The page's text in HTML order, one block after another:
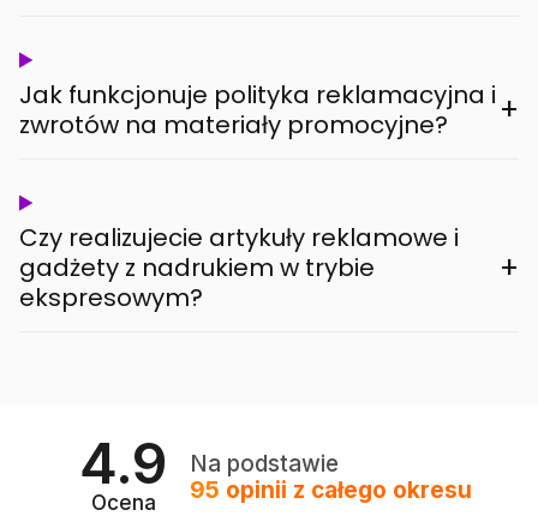
Jak funkcjonuje polityka reklamacyjna i
zwrotów na materiały promocyjne?
+
Czy realizujecie artykuły reklamowe i
gadżety z nadrukiem w trybie
ekspresowym?
+
4.9
Ocena
Na podstawie
95 opinii z całego okresu